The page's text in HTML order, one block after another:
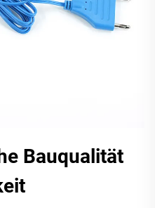
Bauqualität